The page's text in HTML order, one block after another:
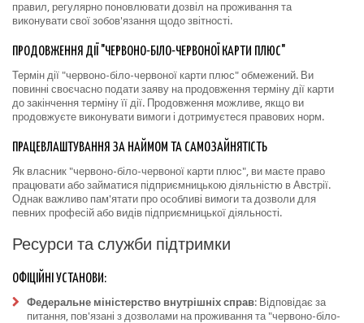
правил, регулярно поновлювати дозвіл на проживання та
виконувати свої зобов'язання щодо звітності.
ПРОДОВЖЕННЯ ДІЇ "ЧЕРВОНО-БІЛО-ЧЕРВОНОЇ КАРТИ ПЛЮС"
Термін дії "червоно-біло-червоної карти плюс" обмежений. Ви
повинні своєчасно подати заяву на продовження терміну дії карти
до закінчення терміну її дії. Продовження можливе, якщо ви
продовжуєте виконувати вимоги і дотримуєтеся правових норм.
ПРАЦЕВЛАШТУВАННЯ ЗА НАЙМОМ ТА САМОЗАЙНЯТІСТЬ
Як власник "червоно-біло-червоної карти плюс", ви маєте право
працювати або займатися підприємницькою діяльністю в Австрії.
Однак важливо пам'ятати про особливі вимоги та дозволи для
певних професій або видів підприємницької діяльності.
Ресурси та служби підтримки
ОФІЦІЙНІ УСТАНОВИ:
Федеральне міністерство внутрішніх справ: Відповідає за
питання, пов'язані з дозволами на проживання та "червоно-біло-